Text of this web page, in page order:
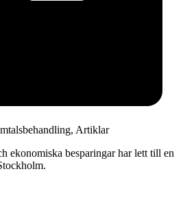
, Artiklar
ekonomiska besparingar har lett till en